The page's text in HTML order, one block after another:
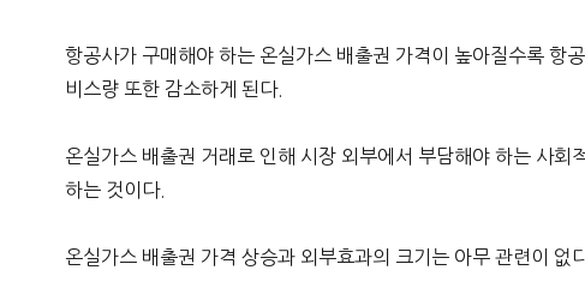
항공사가 구매해야 하는 온실가스 배출권 가격이 높아질수록 항
비스량 또한 감소하게 된다.
온실가스 배출권 거래로 인해 시장 외부에서 부담해야 하는 사
하는 것이다.
온실가스 배출권 가격 상승과 외부효과의 크기는 아무 관련이 없